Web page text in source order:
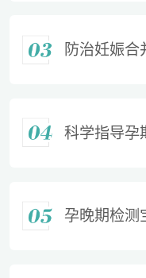
防治妊娠合
科学指导孕
孕晚期检测